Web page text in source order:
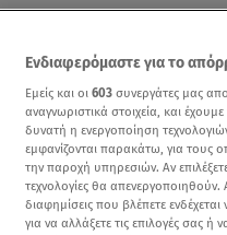
Ενδιαφερόμαστε για το
Εμείς και οι 603 συνεργάτες μας
αναγνωριστικά στοιχεία, και
δυνατή η ενεργοποίηση
εμφανίζονται παρακάτω, για τους
την παροχή υπηρεσιών. Αν
τεχνολογίες θα απενεργοποιηθούν.
διαφημίσεις που βλέπετε
για να αλλάξετε τις επιλογές σας